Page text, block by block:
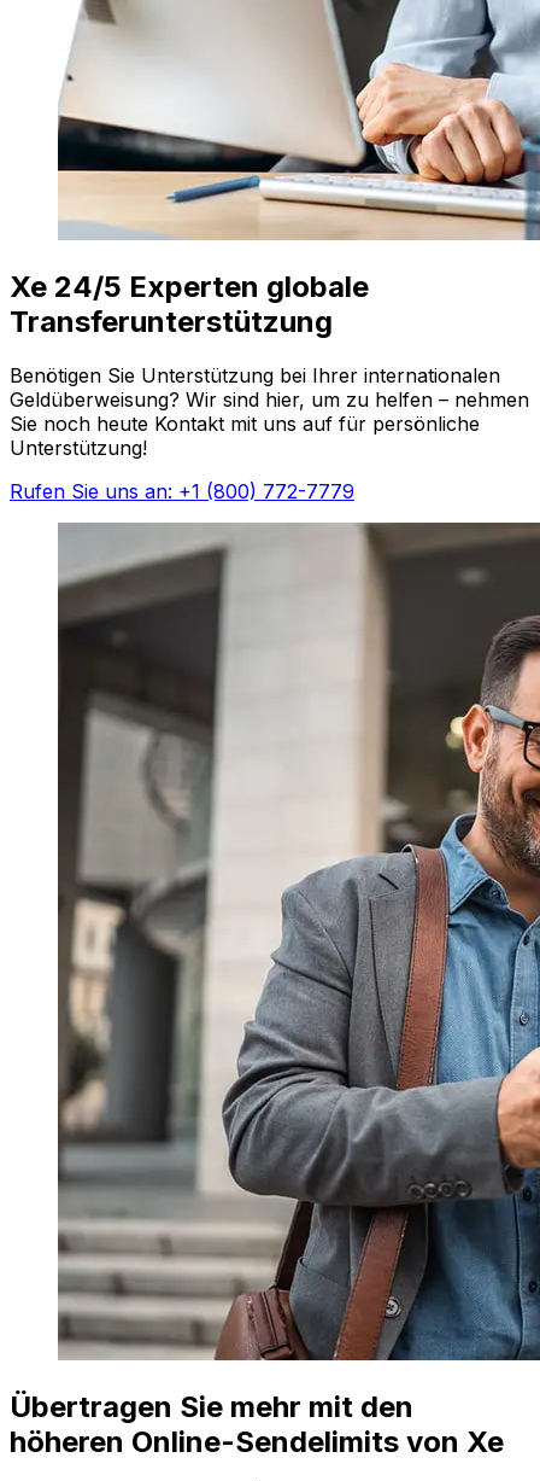
Xe 24/5 Experten globale
Transferunterstützung
Benötigen Sie Unterstützung bei Ihrer internationalen
Geldüberweisung? Wir sind hier, um zu helfen – nehmen
Sie noch heute Kontakt mit uns auf für persönliche
Unterstützung!
Rufen Sie uns an: +1 (800) 772-7779
Übertragen Sie mehr mit den
höheren Online-Sendelimits von Xe